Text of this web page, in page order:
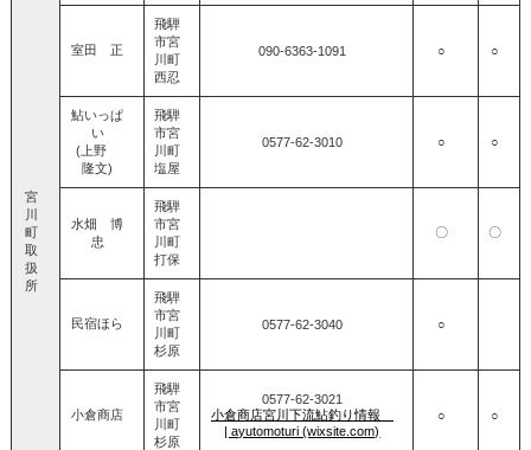
宮
川
町
取
扱
所
室田 正
飛騨
市宮
川町
西忍
090-6363-1091 ○ ○
鮎いっぱ
い
(上野
隆文)
飛騨
市宮
川町
塩屋
0577‐62‐3010 ○ ○
水畑 博
忠
飛騨
市宮
川町
打保
〇 〇
民宿ほら
飛騨
市宮
川町
杉原
0577‐62‐3040 ○
小倉商店
飛騨
市宮
川町
杉原
0577‐62‐3021
小倉商店宮川下流鮎釣り情報
| ayutomoturi (wixsite.com)
○ ○